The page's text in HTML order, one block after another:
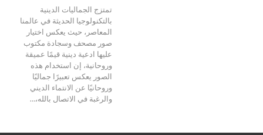
تمتزج الجماليات الدينية
بالتكنولوجيا الحديثة في عالمنا
المعاصر، حيث يعكس اختيار
صور مصحف وسجادة مكتوب
عليها ادعية دينية قيمًا عميقة
وروحانية، إن استخدام هذه
الصور يعكس تعبيرًا جماليًا
وروحانيًا عن الانتماء الديني
والرغبة في الاتصال بالله،…